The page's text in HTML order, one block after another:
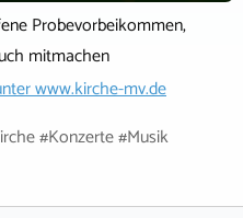
Probevorbeikommen,
mitmachen
www.kirche-mv.de
#Konzerte #Musik